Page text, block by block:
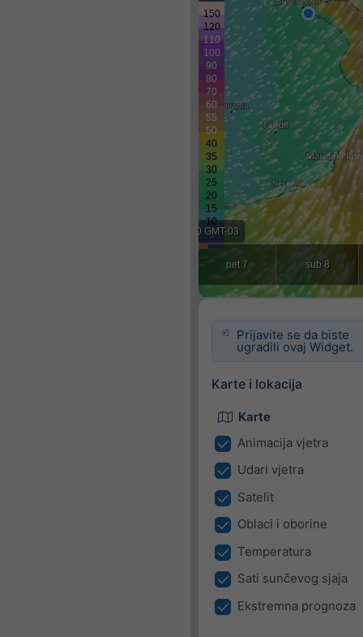
Prijavite se da biste
ugradili ovaj Widget.
Karte i lokacija
Karte
Animacija vjetra
Udari vjetra
Satelit
Oblaci i oborine
Temperatura
Sati sunčevog sjaja
Ekstremna prognoza